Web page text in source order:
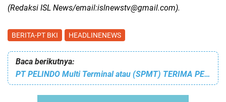
(Redaksi ISL News/email:islnewstv@gmail.com).
BERITA-PT BKI HEADLINENEWS
Baca berikutnya:
PT PELINDO Multi Terminal atau (SPMT) TERIMA PENETAPAN Terminal Curah Cair PELABUHAN BUMIHARJO dari Kemenhub